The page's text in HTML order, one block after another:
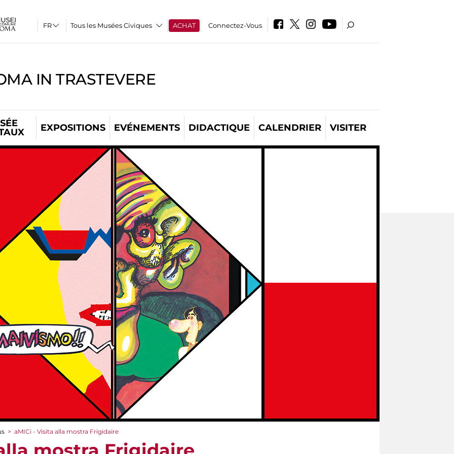
Tous les Musées Civiques ACHAT Connectez-Vous
IN TRASTEVERE
EXPOSITIONS EVÉNEMENTS DIDACTIQUE CALENDRIER VISITER
> aMICi - Visita alla mostra Frigidaire